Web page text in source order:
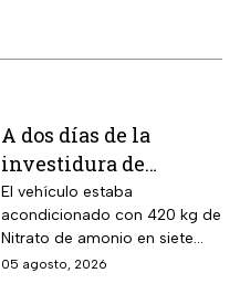
A dos días de la
investidura de
Abelardo de la
Espriella, desactivan
autobús bomba cerca
de Cali
El vehículo estaba
acondicionado con 420 kg de
Nitrato de amonio en siete
cilindros y presuntamente lo
05 agosto, 2026